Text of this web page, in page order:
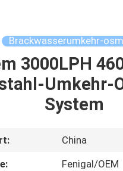
Brackwasserumkehr-
3000LPH
Umkehr-
System
China
Fenigal/OEM